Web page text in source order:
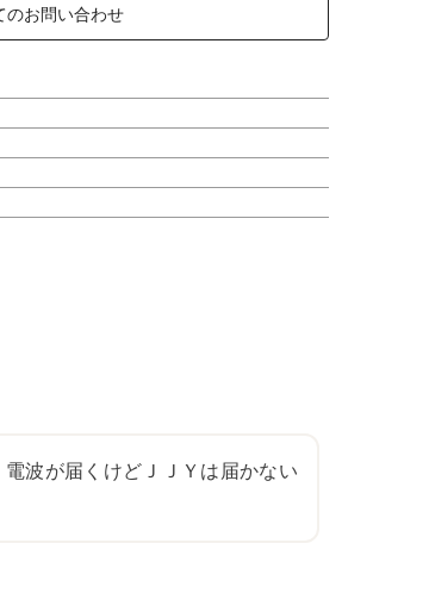
のお問い合わせ
波が届くけどＪＪＹは届かない